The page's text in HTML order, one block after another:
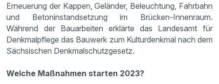
Erneuerung der Kappen, Geländer, Beleuchtung, Fahrbahn
und Betoninstandsetzung im Brücken-Innenraum.
Während der Bauarbeiten erklärte das Landesamt für
Denkmalpflege das Bauwerk zum Kulturdenkmal nach dem
Sächsischen Denkmalschutzgesetz.
Welche Maßnahmen starten 2023?